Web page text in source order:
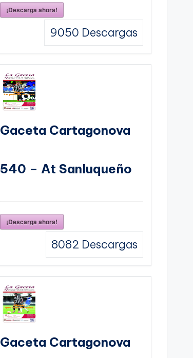
¡Descarga ahora!
9050 Descargas
Gaceta Cartagonova
540 – At Sanluqueño
¡Descarga ahora!
8082 Descargas
Gaceta Cartagonova